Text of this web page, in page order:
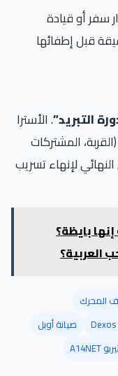
سفر أو قيادة
قبل إطفائها
التبريد”. الأسترا
المشتركات
لإنهاء تسريب
بايظة؟
العربية؟
المحرك
صيانة أوبل